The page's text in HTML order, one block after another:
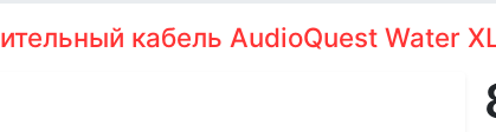
кабель AudioQuest Water